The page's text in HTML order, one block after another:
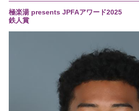
極楽湯 presents JPFAアワード2025
鉄人賞